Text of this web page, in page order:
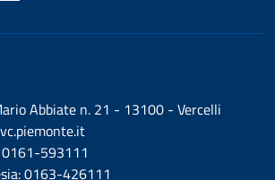
Abbiate n. 21 - 13100 - Vercelli
593111
0163-426111